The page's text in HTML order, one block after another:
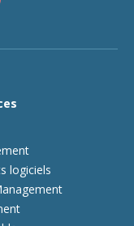
logiciels